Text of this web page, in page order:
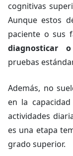
cognitivas
Aunque estos
paciente o sus
diagnosticar
pruebas
Además, no
en la
actividades
es una etapa
grado superior.